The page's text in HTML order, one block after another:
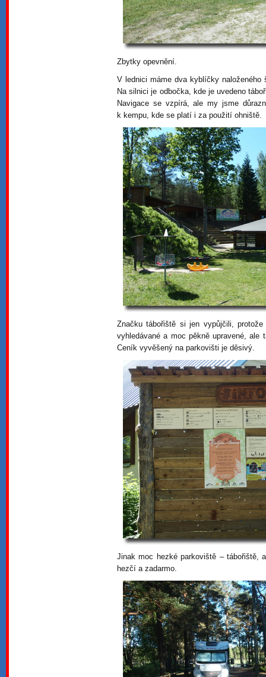
Zbytky opevnění.
V lednici máme dva kyblíčky
Na silnici je odbočka, kde je uvedeno
Navigace se vzpírá, ale my jsme
k kempu, kde se platí i za použití ohniště.
Značku tábořiště si jen vypůjčili,
vyhledávané a moc pěkně upravené,
Ceník vyvěšený na parkovišti je děsivý.
Jinak moc hezké parkoviště – tábořiště,
hezčí a zadarmo.